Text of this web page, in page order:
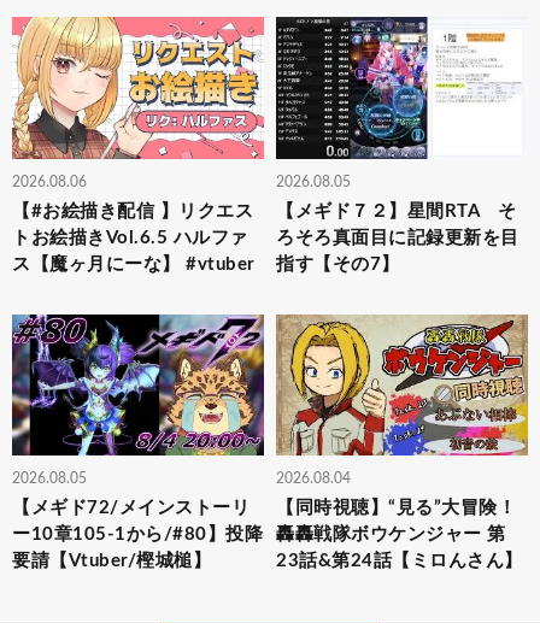
2026.08.06
【#お絵描き配信 】リクエス
トお絵描きVol.6.5 ハルファ
ス【魔ヶ月にーな】 #vtuber
2026.08.05
【メギド７２】星間RTA そ
ろそろ真面目に記録更新を目
指す【その7】
2026.08.05
【メギド72/メインストーリ
ー10章105-1から/#80】投降
要請【Vtuber/樫城槌】
2026.08.04
【同時視聴】“見る”大冒険！
轟轟戦隊ボウケンジャー 第
23話&第24話【ミロんさん】